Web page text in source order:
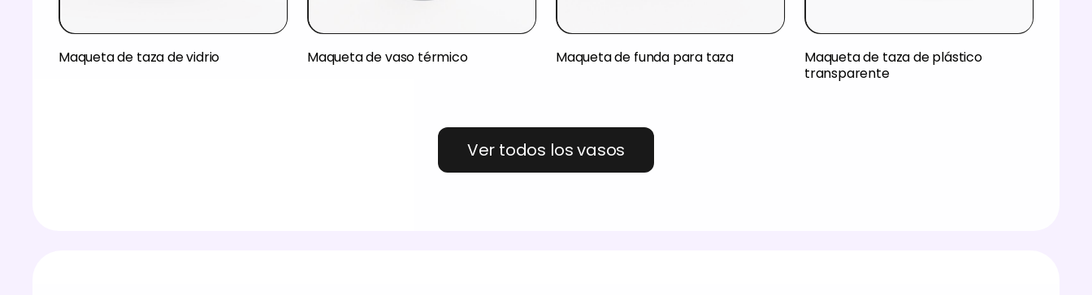
Maqueta de taza de vidrio Maqueta de vaso térmico Maqueta de funda para taza
Maqueta de taza de plástico
transparente
Ver todos los vasos